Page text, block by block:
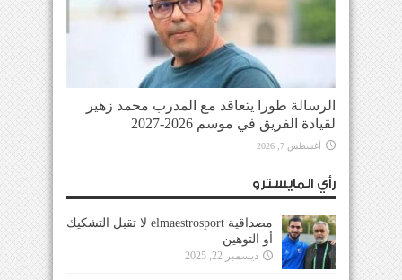
الرسالة طورا يتعاقد مع المدرب محمد زهير
لقيادة الفريق في موسم 2026-2027
أغسطس 7, 2026
رأي المايسترو
مصداقية elmaestrosport لا تقبل التشكيك
أو التوهين
ديسمبر 22, 2025